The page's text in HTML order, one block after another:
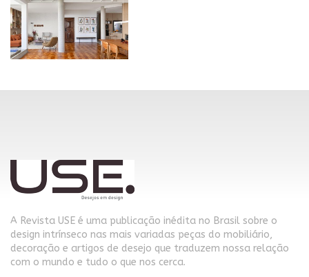
A Revista USE é uma publicação inédita no Brasil sobre o
design intrínseco nas mais variadas peças do mobiliário,
decoração e artigos de desejo que traduzem nossa relação
com o mundo e tudo o que nos cerca.